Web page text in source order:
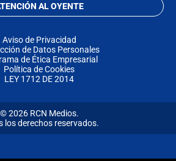
AL OYENTE
Aviso de Privacidad
de Datos Personales
de Ética Empresarial
Política de Cookies
LEY 1712 DE 2014
© 2026 RCN Medios.
los derechos reservados.